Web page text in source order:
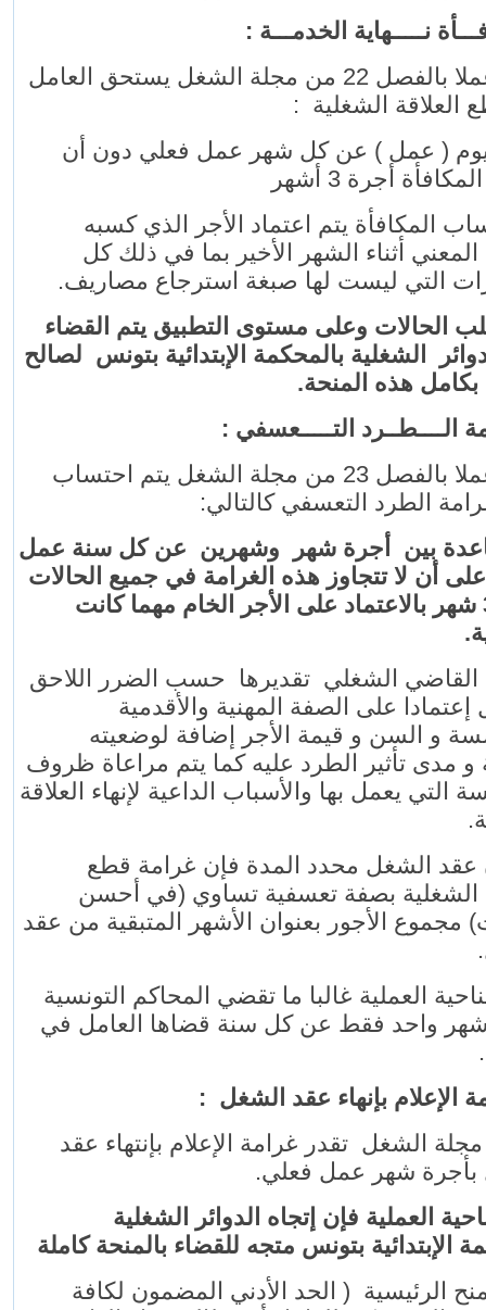
حيث عملا بالفصل 22 من مجلة الشغل يستحق العامل
العلاقة الشغلية :
( عمل ) عن كل شهر عمل فعلي دون أن
أجرة 3 أشهر
ﺍﻟﻤﻜﺎﻓﺄﺓ ﻳﺘﻢ ﺍﻋﺘﻤﺎﺩ ﺍﻷﺟﺮ ﺍﻟﺬﻱ ﻛﺴﺒﻪ
ﺍﻟﻤﻌﻨﻲ ﺃﺛﻨﺎء ﺍﻟﺸﻬﺮ الأخير ﺑﻤﺎ ﻓﻲ ﺫﻟﻚ ﻛﻞ
ﺍﻟﺘﻲ ﻟﻴﺴﺖ ﻟﻬﺎ ﺻﺒﻐﺔ ﺍﺳﺘﺮﺟﺎﻉ ﻣﺼﺎﺭﻳﻒ.
الحالات وعلى مستوى التطبيق يتم القضاء
الشغلية بالمحكمة الإبتدائية بتونس لصالح
بكامل هذه المنحة.
حيث عملا بالفصل 23 من مجلة الشغل يتم احتساب
الطرد التعسفي كالتالي:
بين أجرة شهر وشهرين عن كل سنة عمل
أن لا تتجاوز هذه الغرامة في جميع الحالات
أجر 36 شهر بالاعتماد على الأجر الخام مهما كانت
القاضي الشغلي تقديرها حسب الضرر اللاحق
إعتمادا على الصفة المهنية والأقدمية
و السن و قيمة الأجر إضافة لوضعيته
و مدى تأثير الطرد عليه كما يتم مراعاة ظروف
التي يعمل بها والأسباب الداعية لإنهاء العلاقة
عقد الشغل محدد المدة فإن غرامة قطع
الشغلية بصفة تعسفية تساوي (في أحسن
مجموع الأجور بعنوان الأشهر المتبقية من عقد
العملية غالبا ما تقضي المحاكم التونسية
شهر واحد فقط عن كل سنة قضاها العامل في
الشغل تقدر غرامة الإعلام بإنتهاء عقد
بأجرة شهر عمل فعلي.
العملية فإن إتجاه الدوائر الشغلية
الإبتدائية بتونس متجه للقضاء بالمنحة كاملة
الرئيسية ( الحد الأدني المضمون لكافة